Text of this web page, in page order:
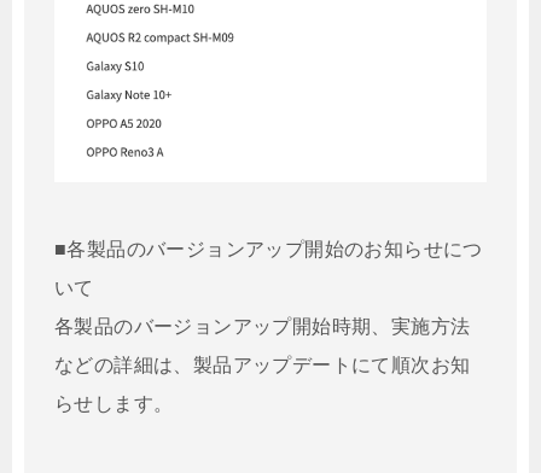
■各製品のバージョンアップ開始のお知らせにつ
いて
各製品のバージョンアップ開始時期、実施方法
などの詳細は、製品アップデートにて順次お知
らせします。